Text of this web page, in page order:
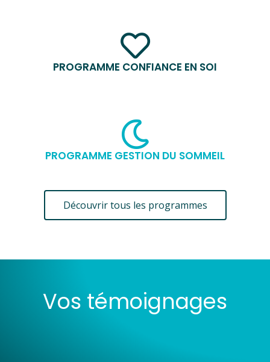
PROGRAMME CONFIANCE EN SOI
PROGRAMME GESTION DU SOMMEIL
Découvrir tous les programmes
Vos témoignages